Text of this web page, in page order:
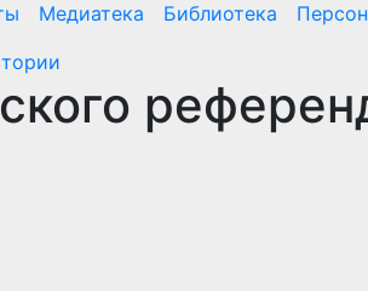
Медиатека Библиотека